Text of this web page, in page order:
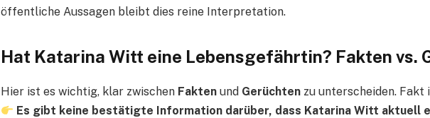
öffentliche Aussagen bleibt dies reine Interpretation.
Hat Katarina Witt eine Lebensgefährtin? Fakten vs.
Hier ist es wichtig, klar zwischen Fakten und Gerüchten zu unterscheiden. Fakt
Es gibt keine bestätigte Information darüber, dass Katarina Witt aktuell